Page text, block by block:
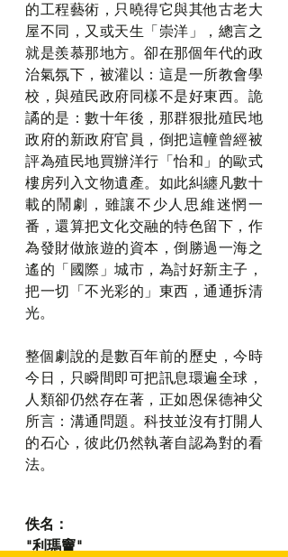
的工程藝術，只曉得它與其他古老大
屋不同，又或天生「崇洋」，總言之
就是羨慕那地方。卻在那個年代的政
治氣氛下，被灌以：這是一所教會學
校，與殖民政府同樣不是好東西。詭
譎的是：數十年後，那群狠批殖民地
政府的新政府官員，倒把這幢曾經被
評為殖民地買辦洋行「怡和」的歐式
樓房列入文物遺產。如此糾纏凡數十
載的鬧劇，雖讓不少人思維迷惘一
番，還算把文化交融的特色留下，作
為發財做旅遊的資本，倒勝過一海之
遙的「國際」城市，為討好新主子，
把一切「不光彩的」東西，通通拆清
光。
整個劇說的是數百年前的歷史，今時
今日，只瞬間即可把訊息環遍全球，
人類卻仍然存在著，正如恩保德神父
所言：溝通問題。科技並沒有打開人
的石心，彼此仍然執著自認為對的看
法。
佚名：
"利瑪竇"